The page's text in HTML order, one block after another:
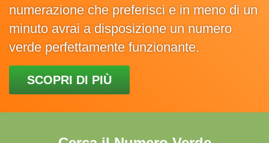
numerazione che preferisci e in meno di un
minuto avrai a disposizione un numero
verde perfettamente funzionante.
SCOPRI DI PIÙ